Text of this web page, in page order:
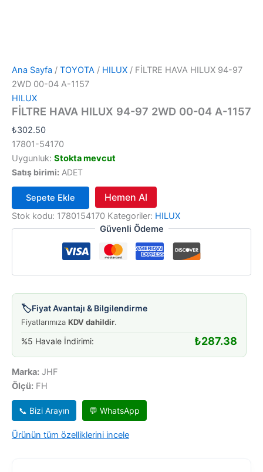
Ana Sayfa / TOYOTA / HILUX / FİLTRE HAVA HILUX 94-97
2WD 00-04 A-1157
HILUX
FİLTRE HAVA HILUX 94-97 2WD 00-04 A-1157
₺302.50
17801-54170
Uygunluk: Stokta mevcut
Satış birimi: ADET
FİLTRE
HAVA
HILUX
00-
1157
adet
Sepete Ekle Hemen Al
Stok kodu: 1780154170 Kategoriler: HILUX
Güvenli Ödeme
🏷️Fiyat Avantajı & Bilgilendirme
Fiyatlarımıza KDV dahildir.
%5 Havale İndirimi: ₺287.38
Marka: JHF
Ölçü: FH
📞 Bizi Arayın 💬 WhatsApp
Ürünün tüm özelliklerini incele